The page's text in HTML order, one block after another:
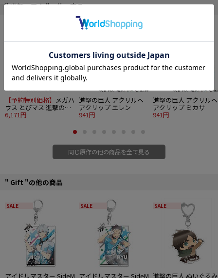
©諫山創・講談社 / 「進撃の巨人」製作委員会
" 進撃の巨人 "の他の商品
【予約特別価格】 メガハ
ウス とびマス 進撃の巨
人 6個入り1BOX
6,171円
進撃の巨人 アクリルヘ
アクリップ エレン
941円
進撃の巨人 アクリルヘ
アクリップ ミカサ
941円
同じ原作の他の商品を全て見る
" Gift "の他の商品
SALE
アイドルマスター SideM
SALE
アイドルマスター SideM
SALE
進撃の巨人 ぬいぐるみ